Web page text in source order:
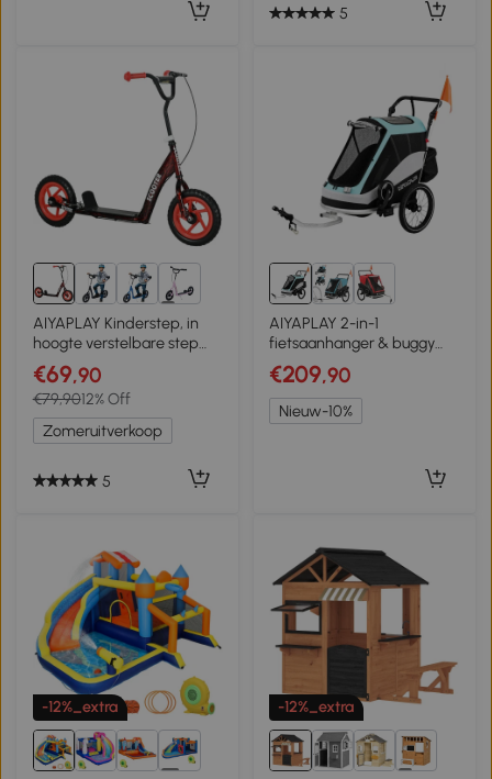
5
1+
AIYAPLAY Kinderstep, in
hoogte verstelbare step
voor kinderen, met rem,
standaard, 2 wielen,
draagvermogen 50 kg,
staal, kunststof, rood
€69,90
€79,9012% Off
Zomeruitverkoop
5
AIYAPLAY 2-in-1
fietsaanhanger & buggy
opvouwbaar
kinderfietsaanhanger met
5-punts harnas,
reflectoren, 40,64 cm
€209,90
Nieuw-10%
-12%_extra -12%_extra